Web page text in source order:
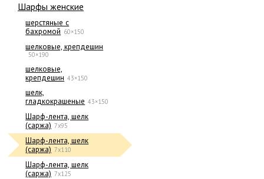
Шарфы женские
шерстяные с
бахромой 60×150
шелковые, крепдешин
50×190
шелковые,
крепдешин 43×150
шелк,
гладкокрашеные 43×150
Шарф-лента, шелк
(саржа) 7x95
Шарф-лента, шелк
(саржа) 7х110
Шарф-лента, шелк
(саржа) 7х125